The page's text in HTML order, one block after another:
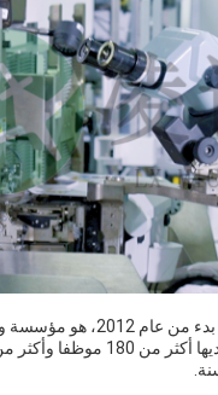
ج: نحن مقرها في